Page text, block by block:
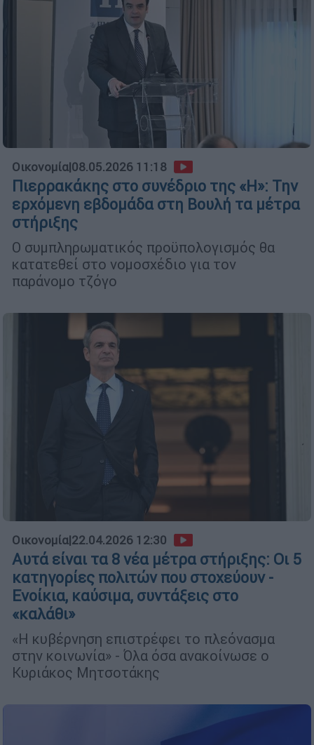
Οικονομία|08.05.2026 11:18
Πιερρακάκης στο συνέδριο της «Η»: Την
ερχόμενη εβδομάδα στη Βουλή τα μέτρα
στήριξης
Ο συμπληρωματικός προϋπολογισμός θα
κατατεθεί στο νομοσχέδιο για τον
παράνομο τζόγο
Οικονομία|22.04.2026 12:30
Αυτά είναι τα 8 νέα μέτρα στήριξης: Οι 5
κατηγορίες πολιτών που στοχεύουν -
Ενοίκια, καύσιμα, συντάξεις στο
«καλάθι»
«Η κυβέρνηση επιστρέφει το πλεόνασμα
στην κοινωνία» - Όλα όσα ανακοίνωσε ο
Κυριάκος Μητσοτάκης